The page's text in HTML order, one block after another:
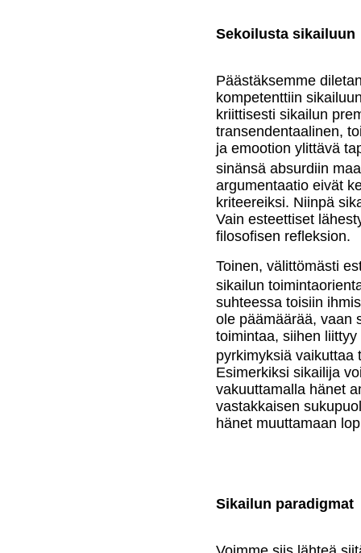
Sekoilusta sikailuun
Päästäksemme
kompetenttiin
kriittisesti sikailun
transendentaalinen,
ja emootion ylittävä
sinänsä absurdiin
argumentaatio eivät
kriteereiksi. Niinpä
Vain esteettiset
filosofisen refleksion.
Toinen, välittömästi
sikailun
suhteessa toisiin
ole päämäärää, vaan
toimintaa, siihen
pyrkimyksiä vaikuttaa
Esimerkiksi sikailija
vakuuttamalla hänet
vastakkaisen
hänet muuttamaan
Sikailun paradigmat